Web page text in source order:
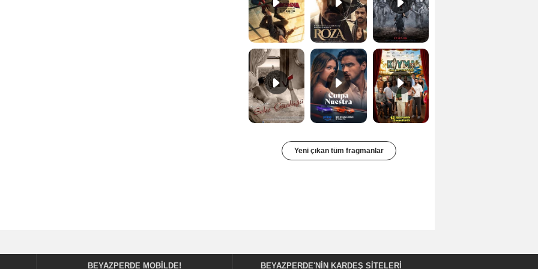
Bir Kadının Seks Günlüğü Orijinal Fragman Culpa nuestra Teaser Kıyma Fragman
Yeni çıkan tüm fragmanlar
BEYAZPERDE MOBILDE! BEYAZPERDE'NIN KARDEŞ SİTELERİ